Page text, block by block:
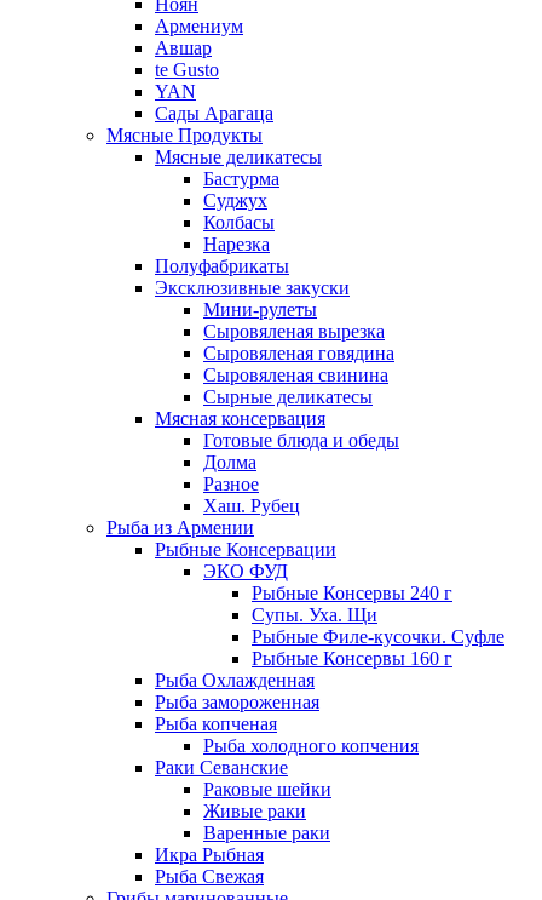
Ноян
Армениум
Авшар
te Gusto
YAN
Сады Арагаца
Мясные Продукты
Мясные деликатесы
Бастурма
Суджух
Колбасы
Нарезка
Полуфабрикаты
Эксклюзивные закуски
Мини-рулеты
Сыровяленая вырезка
Сыровяленая говядина
Сыровяленая свинина
Сырные деликатесы
Мясная консервация
Готовые блюда и обеды
Долма
Разное
Хаш. Рубец
Рыба из Армении
Рыбные Консервации
ЭКО ФУД
Рыбные Консервы 240 г
Супы. Уха. Щи
Рыбные Филе-кусочки. Суфле
Рыбные Консервы 160 г
Рыба Охлажденная
Рыба замороженная
Рыба копченая
Рыба холодного копчения
Раки Севанские
Раковые шейки
Живые раки
Варенные раки
Икра Рыбная
Рыба Свежая